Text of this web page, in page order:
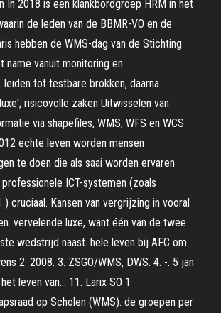
In 2018 is een klankbordgroep HRM in het
de leden van de BBMR-VO en de
hebben de WMS-dag van de Stichting
name vanuit monitoring en
leiden tot testbare brokken, daarna
risicovolle zaken Uitwisselen van
via shapefiles, WMS, WFS en WCS
echte leven worden mensen
te doen die als saai worden ervaren
ICT-systemen (zoals
cruciaal. Kansen van vergrijzing in vooral
vervelende luxe, want één van de twee
wedstrijd naast. hele leven bij AFC om
2. 2008. 3. ZSGO/WMS, DWS. 4. -. 5 jan
leven van… 11. Larix SO 1
op Scholen (WMS). de groepen per